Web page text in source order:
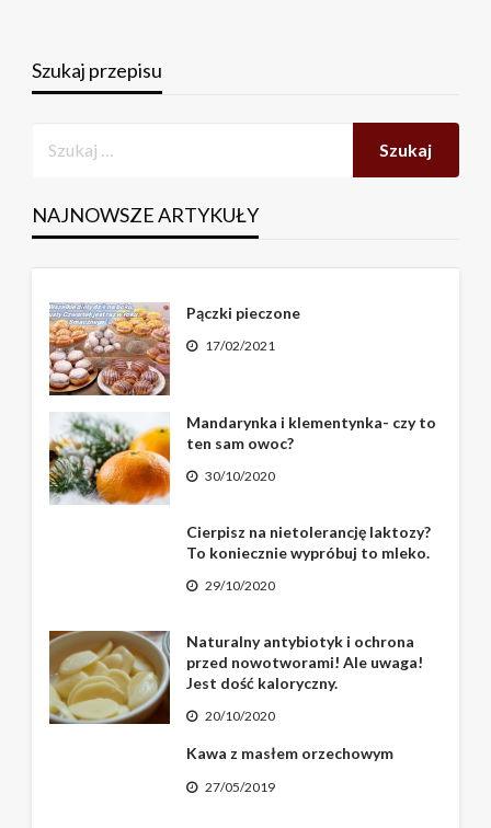
Szukaj przepisu
NAJNOWSZE ARTYKUŁY
Pączki pieczone
17/02/2021
Mandarynka i klementynka- czy to
ten sam owoc?
30/10/2020
Cierpisz na nietolerancję laktozy?
To koniecznie wypróbuj to mleko.
29/10/2020
Naturalny antybiotyk i ochrona
przed nowotworami! Ale uwaga!
Jest dość kaloryczny.
20/10/2020
Kawa z masłem orzechowym
27/05/2019